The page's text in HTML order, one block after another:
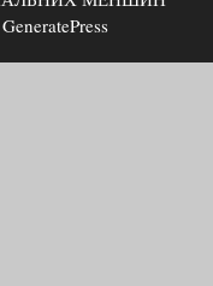
GeneratePress